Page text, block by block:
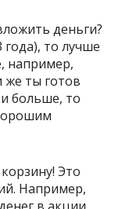
деньги?
года), то лучше
например,
же ты готов
больше, то
Это
Например,